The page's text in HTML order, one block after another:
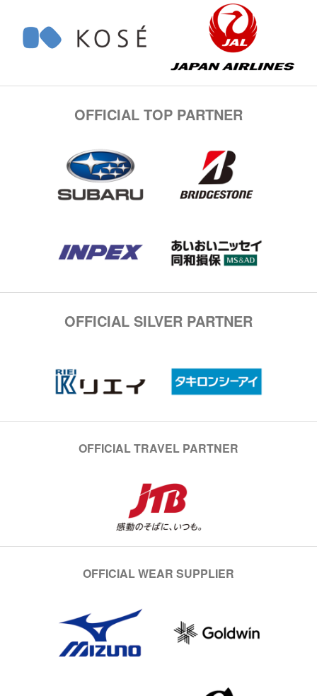
OFFICIAL TOP PARTNER
OFFICIAL SILVER PARTNER
OFFICIAL TRAVEL PARTNER
OFFICIAL WEAR SUPPLIER